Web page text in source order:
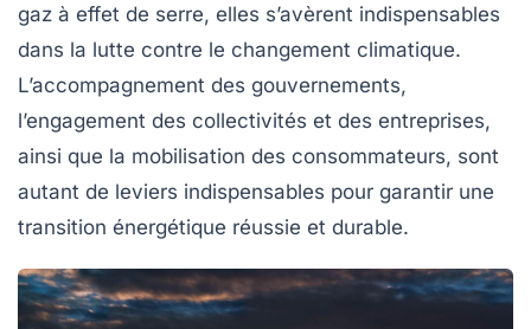
gaz à effet de serre, elles s’avèrent indispensables
dans la lutte contre le changement climatique.
L’accompagnement des gouvernements,
l’engagement des collectivités et des entreprises,
ainsi que la mobilisation des consommateurs, sont
autant de leviers indispensables pour garantir une
transition énergétique réussie et durable.